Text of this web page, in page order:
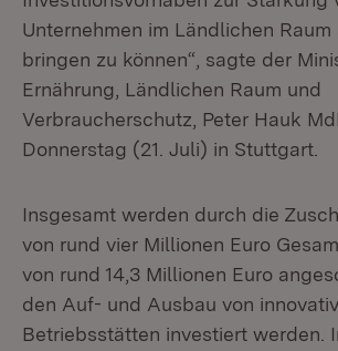
Unternehmen im Ländlichen
bringen zu können“, sagte der
Ernährung, Ländlichen Raum und
Verbraucherschutz, Peter Hauk
Donnerstag (21. Juli) in Stuttgart.
Insgesamt werden durch die
von rund vier Millionen Euro
von rund 14,3 Millionen Euro
den Auf- und Ausbau von
Betriebsstätten investiert werden.